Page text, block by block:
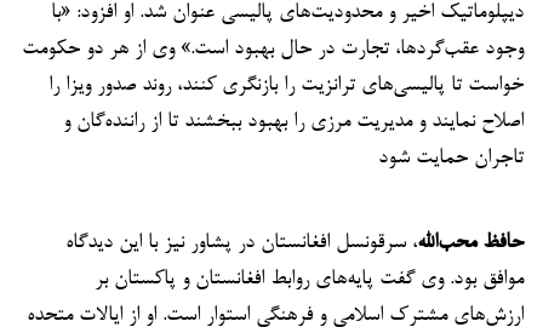
دیپلوماتیک اخیر و محدودیت‌های پالیسی عنوان شد. او افزود: «با
وجود عقب‌گردها، تجارت در حال بهبود است.» وی از هر دو حکومت
خواست تا پالیسی‌های ترانزیت را بازنگری کنند، روند صدور ویزا را
اصلاح نمایند و مدیریت مرزی را بهبود ببخشند تا از راننده‌گان و
تاجران حمایت شود
حافظ محب‌الله، سرقونسل افغانستان در پشاور نیز با این دیدگاه
موافق بود. وی گفت پایه‌های روابط افغانستان و پاکستان بر
ارزش‌های مشترک اسلامی و فرهنگی استوار است. او از ایالات متحده